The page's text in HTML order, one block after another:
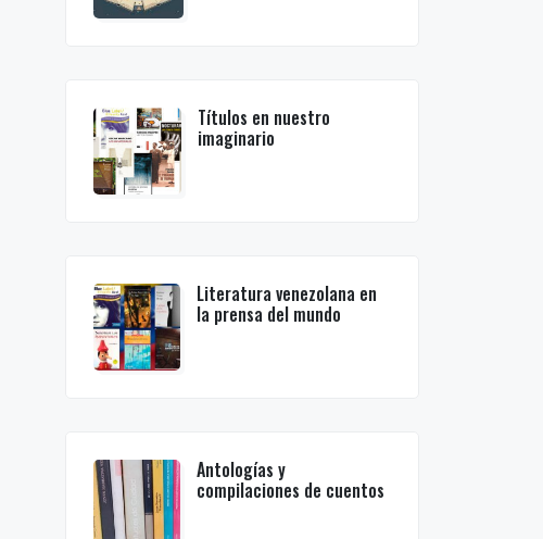
Títulos en nuestro
imaginario
Literatura venezolana en
la prensa del mundo
Antologías y
compilaciones de cuentos